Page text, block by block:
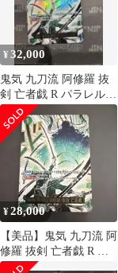
¥32,000
鬼気 九刀流 阿修羅 抜
剣 亡者戯 R パラレル
OP12-037
¥28,000
【美品】鬼気 九刀流 阿
修羅 抜剣 亡者戯 R 箔
押しパラレル